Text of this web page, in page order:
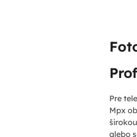
Pre
Mpx
alebo